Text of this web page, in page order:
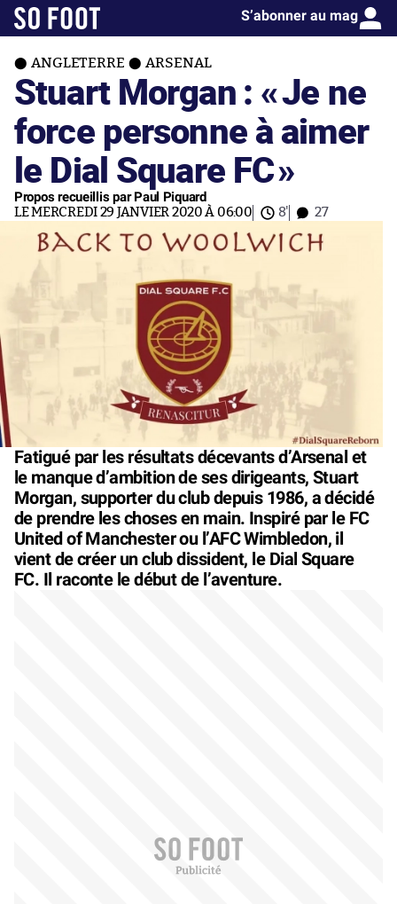
S’abonner au mag
ANGLETERRE ARSENAL
Stuart Morgan : «Je ne
force personne à aimer
le Dial Square FC»
Propos recueillis par Paul Piquard
LE MERCREDI 29 JANVIER 2020 À 06:00 8' 27
Fatigué par les résultats décevants d’Arsenal et
le manque d’ambition de ses dirigeants, Stuart
Morgan, supporter du club depuis 1986, a décidé
de prendre les choses en main. Inspiré par le FC
United of Manchester ou l’AFC Wimbledon, il
vient de créer un club dissident, le Dial Square
FC. Il raconte le début de l’aventure.